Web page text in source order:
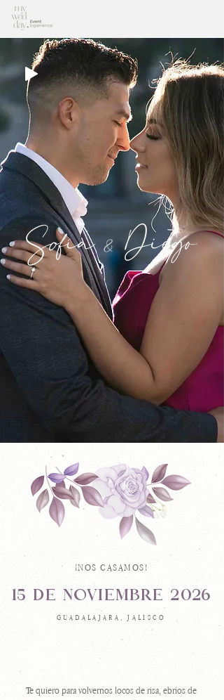
¡NOS CASAMOS!
15 DE NOVIEMBRE 2026
GUADALAJARA, JALISCO
Te quiero para volvernos locos de risa, ebrios de